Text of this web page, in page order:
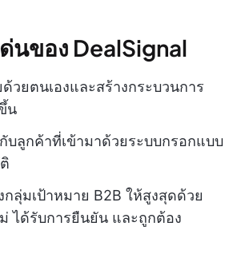
นของ DealSignal
วยตนเองและสร้างกระบวนการ
น
บลูกค้าที่เข้ามาด้วยระบบกรอกแบบ
กลุ่มเป้าหมาย B2B ให้สูงสุดด้วย
ได้รับการยืนยัน และถูกต้อง